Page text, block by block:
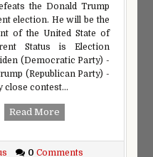
the Donald Trump
election. He will be the
of the United State of
Status is Election
(Democratic Party) -
(Republican Party) -
close contest...
Read More
0 Comments